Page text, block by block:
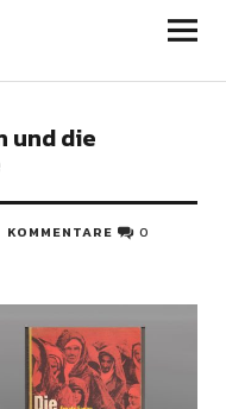
und die
KOMMENTARE 0